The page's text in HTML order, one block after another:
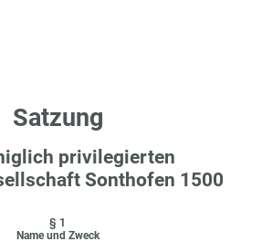
Satzung
privilegierten
Sonthofen 1500
§ 1
Name und Zweck